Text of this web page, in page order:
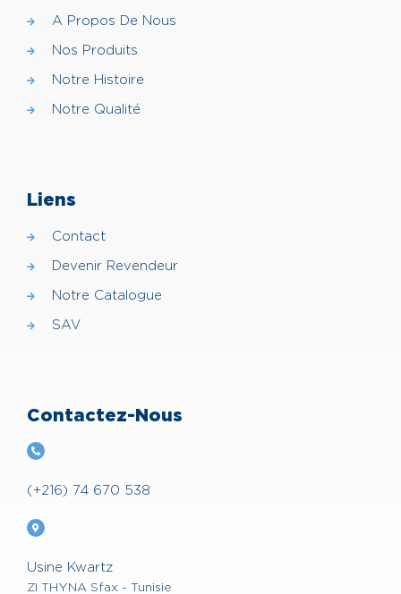
A Propos De Nous
Nos Produits
Notre Histoire
Notre Qualité
Liens
Contact
Devenir Revendeur
Notre Catalogue
SAV
Contactez-Nous
(+216) 74 670 538
Usine Kwartz
ZI THYNA Sfax - Tunisie